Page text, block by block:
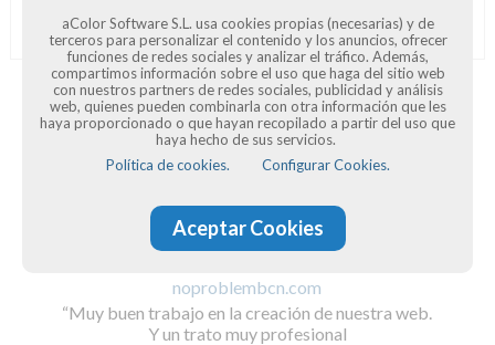
Opiniones de clientes
noproblembcn.com
Muy buen trabajo en la creación de nuestra web.
Y un trato muy profesional
aColor Software S.L. usa cookies propias (necesarias) y de
terceros para personalizar el contenido y los anuncios, ofrecer
funciones de redes sociales y analizar el tráfico. Además,
compartimos información sobre el uso que haga del sitio web
con nuestros partners de redes sociales, publicidad y análisis
web, quienes pueden combinarla con otra información que les
haya proporcionado o que hayan recopilado a partir del uso que
haya hecho de sus servicios.
Política de cookies.
Configurar Cookies.
Aceptar Cookies